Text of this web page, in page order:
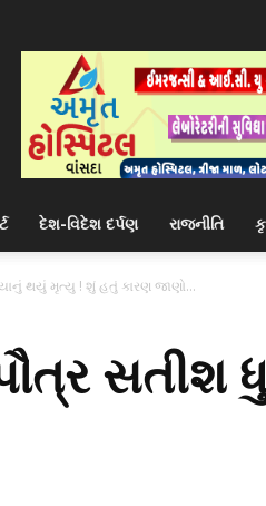
દેશ-વિદેશ દર્પણ રાજનીતિ
થયું મૃત્યુ ! શું હતું કારણ જાણો...